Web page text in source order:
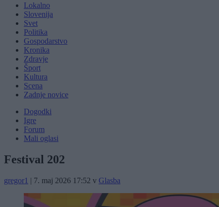
Lokalno
Slovenija
Svet
Politika
Gospodarstvo
Kronika
Zdravje
Šport
Kultura
Scena
Zadnje novice
Dogodki
Igre
Forum
Mali oglasi
Festival 202
gregor1 | 7. maj 2026 17:52 v Glasba